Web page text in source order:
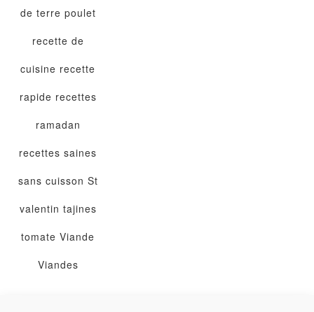
de terre poulet
recette de
cuisine recette
rapide recettes
ramadan
recettes saines
sans cuisson St
valentin tajines
tomate Viande
Viandes